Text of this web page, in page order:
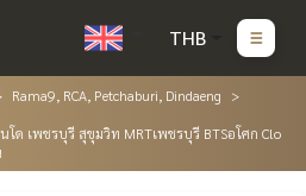
THB
Rama9, RCA, Petchaburi, Dindaeng
ด เพชรบุรี สุขุมวิท MRTเพชรบุรี BTSอโศก Clo